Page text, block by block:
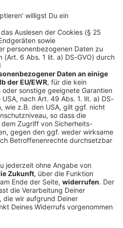
INTERESSIEREN
Geschichte
großen europäischen
Epochen frei.
Minen und sogar